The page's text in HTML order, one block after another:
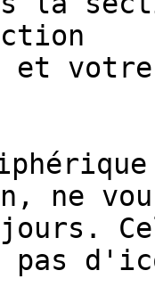
et
ne
pas